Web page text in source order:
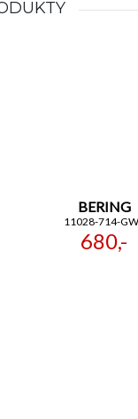
BERING
11028-714-
680,-